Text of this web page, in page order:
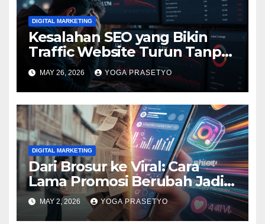
DIGITAL MARKETING
Kesalahan SEO yang Bikin
Traffic Website Turun Tanpa
Disadari
MAY 26, 2026 YOGA PRASETYO
DIGITAL MARKETING
Dari Brosur ke Viral: Cara
Lama Promosi Berubah Jadi
Senjata
MAY 2, 2026 YOGA PRASETYO